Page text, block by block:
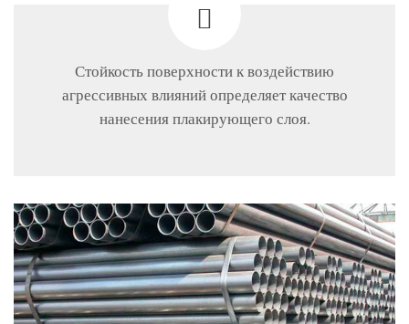
Стойкость поверхности к воздействию
агрессивных влияний определяет качество
нанесения плакирующего слоя.